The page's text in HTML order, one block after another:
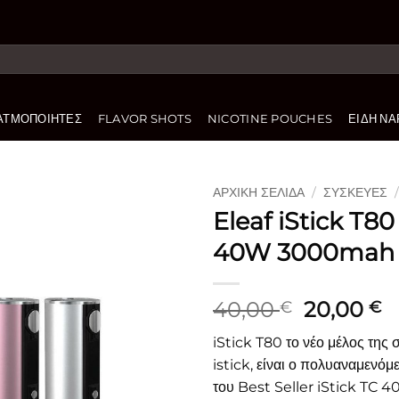
FLAVOR SHOTS NICOTINE POUCHES ΕΊΔΗ
ΑΡΧΙΚΉ ΣΕΛΊΔΑ / ΣΥΣΚΕΥΈΣ /
Eleaf iStick
40W 3000mah
40,00€ Original
price
was:
40,00 €.
20,00€Η
iStick T80 το νέο μέλος της
istick, είναι ο
του Best Seller iStick TC